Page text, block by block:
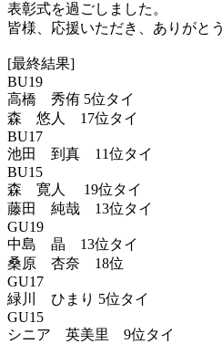
表彰式を過ごしました。
皆様、応援いただき、ありがと
[最終結果]
BU19
高橋 秀侑 5位タイ
森 悠人 17位タイ
BU17
池田 到真 11位タイ
BU15
森 寛人 19位タイ
藤田 純哉 13位タイ
GU19
中島 晶 13位タイ
桑原 杏奈 18位
GU17
緑川 ひまり 5位タイ
GU15
シニア 英美里 9位タイ